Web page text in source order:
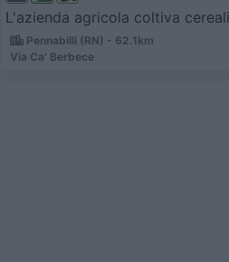
L'azienda agricola coltiva
Pennabilli (RN) - 62.1km
Via Ca' Berbece